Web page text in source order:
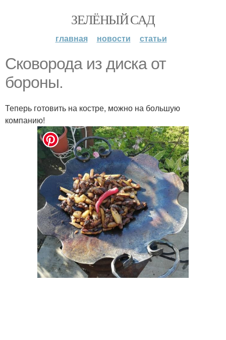
ЗЕЛЁНЫЙ САД
главная новости статьи
Сковорода из диска от
бороны.
Теперь готовить на костре, можно на большую
компанию!